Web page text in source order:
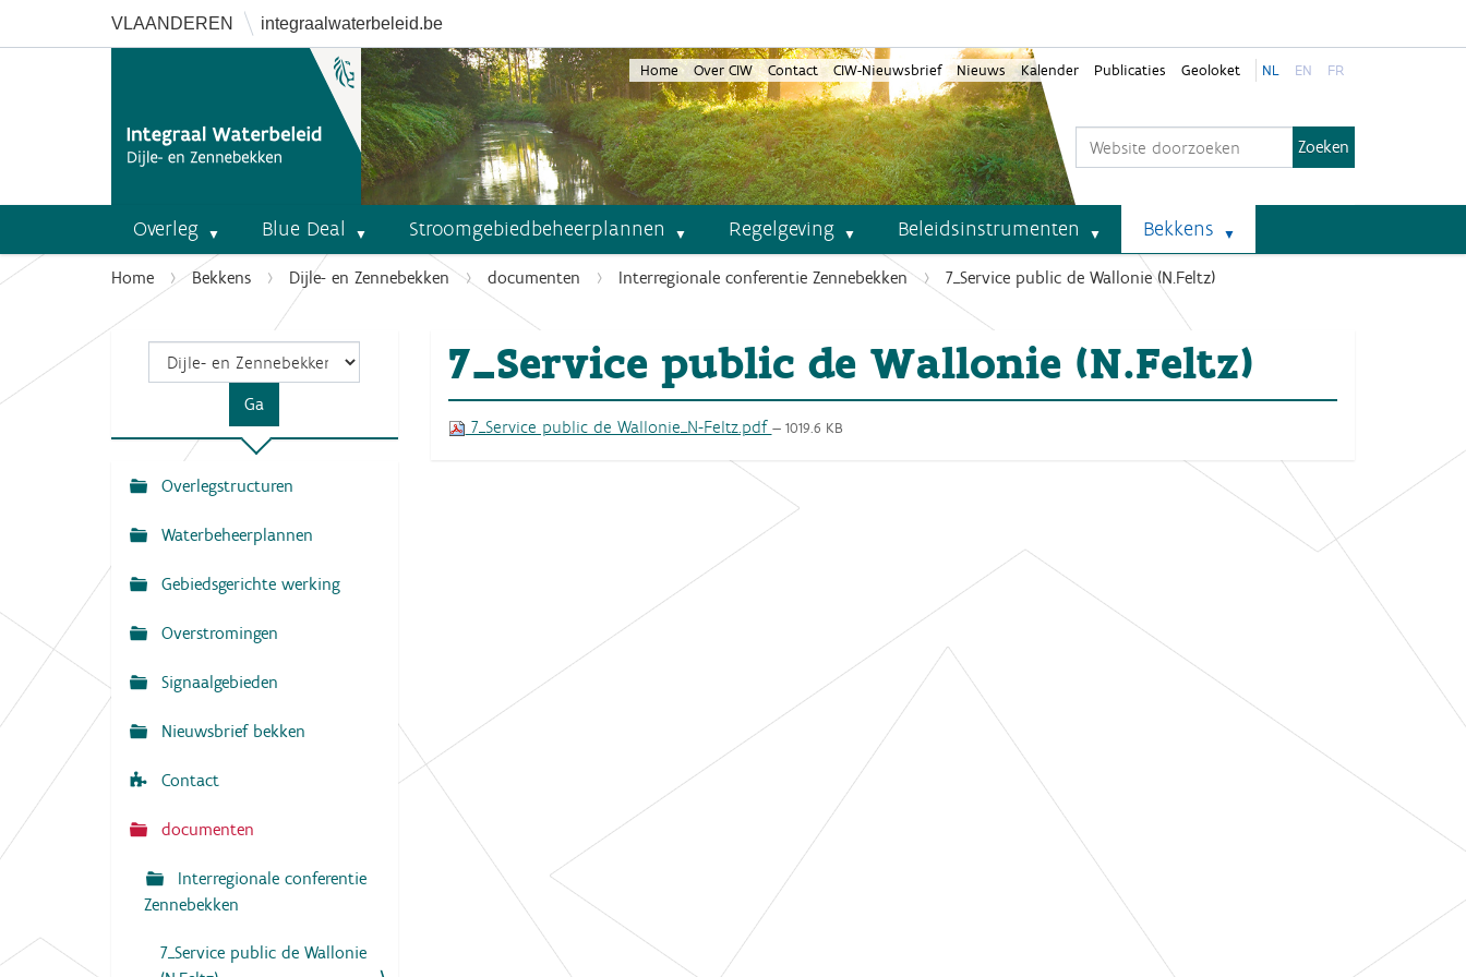
VLAANDEREN integraalwaterbeleid.be
Home Over CIW Contact CIW-Nieuwsbrief Nieuws Kalender Publicaties Geoloket NL EN FR
Overleg Blue Deal Stroomgebiedbeheerplannen Regelgeving Beleidsinstrumenten Bekkens
U
e
Home Bekkens Dijle- en Zennebekken documenten Interregionale conferentie Zennebekken 7_Service public de Wallonie (N.Feltz)
7_Service public de Wallonie (N.Feltz)
7_Service public de Wallonie_N-Feltz.pdf — 1019.6 KB
N
a
i
g
t
Overlegstructuren
Waterbeheerplannen
Gebiedsgerichte werking
Overstromingen
Signaalgebieden
Nieuwsbrief bekken
Contact
documenten
Interregionale conferentie
Zennebekken
7_Service public de Wallonie